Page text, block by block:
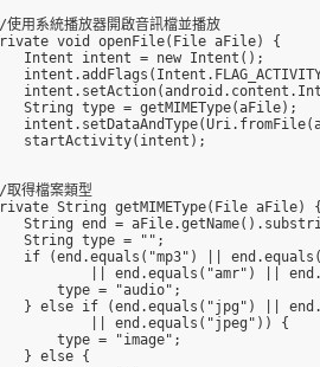
用系統播放器開啟音訊檔並播放
void openFile(File aFile) {
Intent intent = new Intent();
String type = getMIMEType(aFile);
startActivity(intent);
得檔案類型
String getMIMEType(File
String end =
String type = "";
if (end.equals("mp3") ||
|| end.equals("amr") ||
type = "audio";
} else if (end.equals("jpg") ||
|| end.equals("jpeg")) {
type = "image";
} else {